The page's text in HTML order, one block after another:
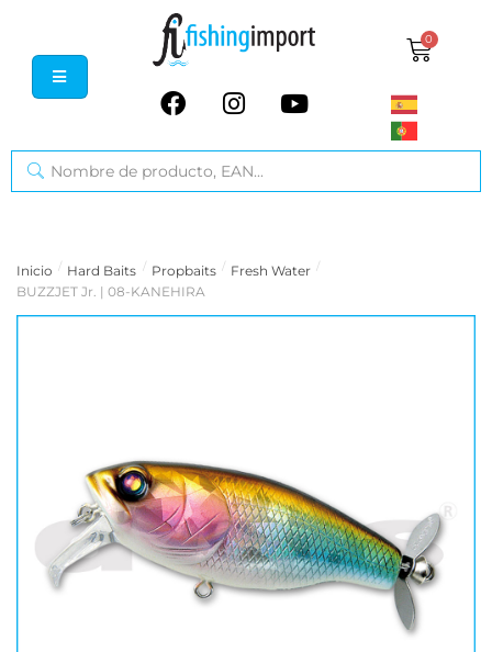
0
Inicio / Hard Baits / Propbaits / Fresh Water /
BUZZJET Jr. | 08-KANEHIRA